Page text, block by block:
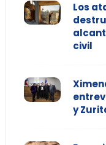
Los
civil
y